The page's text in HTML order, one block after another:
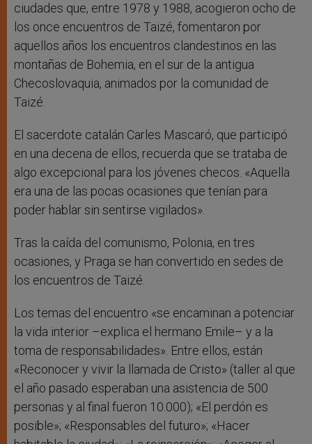
ciudades que, entre 1978 y 1988, acogieron ocho de
los once encuentros de Taizé, fomentaron por
aquellos años los encuentros clandestinos en las
montañas de Bohemia, en el sur de la antigua
Checoslovaquia, animados por la comunidad de
Taizé.
El sacerdote catalán Carles Mascaró, que participó
en una decena de ellos, recuerda que se trataba de
algo excepcional para los jóvenes checos. «Aquella
era una de las pocas ocasiones que tenían para
poder hablar sin sentirse vigilados».
Tras la caída del comunismo, Polonia, en tres
ocasiones, y Praga se han convertido en sedes de
los encuentros de Taizé.
Los temas del encuentro «se encaminan a potenciar
la vida interior –explica el hermano Emile– y a la
toma de responsabilidades». Entre ellos, están
«Reconocer y vivir la llamada de Cristo» (taller al que
el año pasado esperaban una asistencia de 500
personas y al final fueron 10.000); «El perdón es
posible»; «Responsables del futuro»; «Hacer